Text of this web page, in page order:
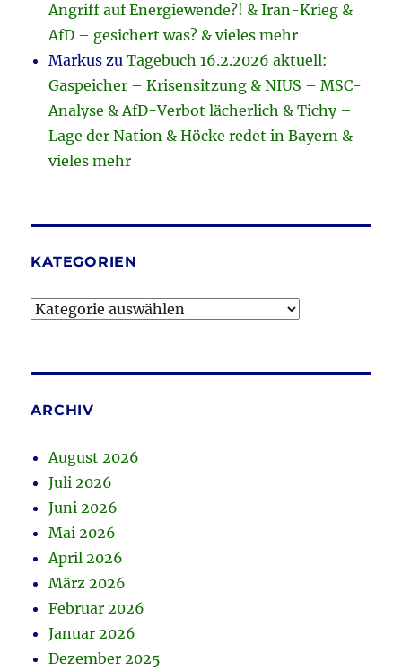
Angriff auf Energiewende?! & Iran-Krieg &
AfD – gesichert was? & vieles mehr
Markus zuTagebuch 16.2.2026 aktuell:
Gaspeicher – Krisensitzung & NIUS – MSC-
Analyse & AfD-Verbot lächerlich & Tichy –
Lage der Nation & Höcke redet in Bayern &
vieles mehr
KATEGORIEN
Kategorien
ARCHIV
August 2026
Juli 2026
Juni 2026
Mai 2026
April 2026
März 2026
Februar 2026
Januar 2026
Dezember 2025